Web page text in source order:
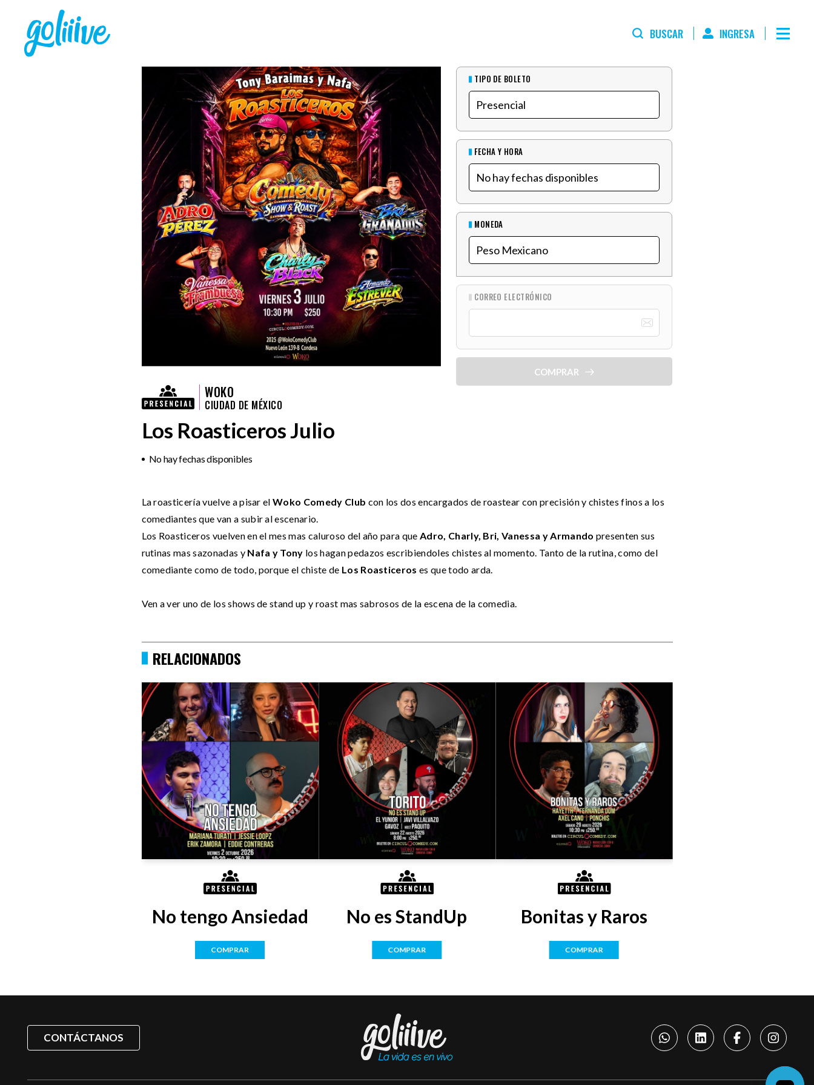
BUSCAR INGRESA
WOKO
CIUDAD DE MÉXICO
Los Roasticeros Julio
No hay fechas disponibles
TIPO DE BOLETO
FECHA Y HORA
MONEDA
CORREO ELECTRÓNICO
COMPRAR
La roasticería vuelve a pisar elWoko Comedy Club con los dos encargados de roastear con precisión y chistes finos a los
comediantes que van a subir al escenario.
Los Roasticeros vuelven en el mes mas caluroso del año para que Adro, Charly, Bri, Vanessa y Armando presenten sus
rutinas mas sazonadas y Nafa y Tony los hagan pedazos escribiendoles chistes al momento. Tanto de la rutina, como del
comediante como de todo, porque el chiste de Los Roasticeroses que todo arda.
Ven a ver uno de los shows de stand up y roast mas sabrosos de la escena de la comedia.
RELACIONADOS
No tengo Ansiedad
COMPRAR
No es StandUp
COMPRAR
Bonitas y Raros
COMPRAR
CONTÁCTANOS